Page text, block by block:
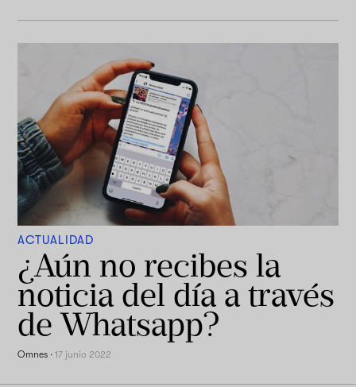
ACTUALIDAD
¿Aún no recibes la
noticia del día a través
de Whatsapp?
Omnes ·17 junio 2022